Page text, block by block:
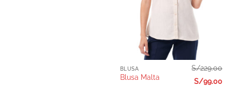
BLUSA
Blusa Malta
S/229.00
S/99.00